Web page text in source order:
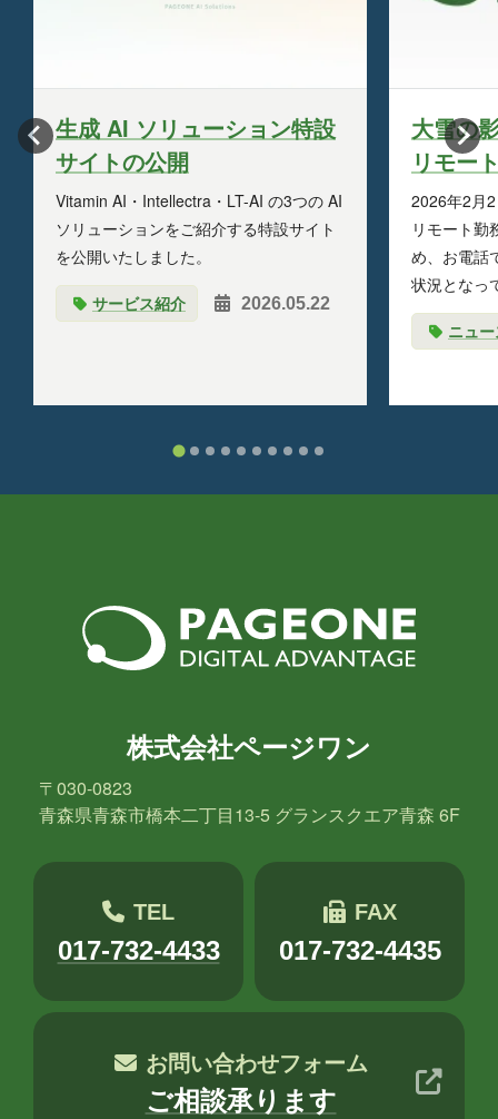
生成 AI ソリューション特設
サイトの公開
Vitamin AI・Intellectra・LT-AI の3つの AI
ソリューションをご紹介する特設サイト
を公開いたしました。
サービス紹介 2026.05.22
大雪の
リモー
2026年2月
リモート勤
め、お電話
状況となっ
ニュ
株式会社ページワン
〒030-0823
青森県青森市橋本二丁目13-5 グランスクエア青森 6F
TEL
017-732-4433
FAX
017-732-4435
お問い合わせフォーム
ご相談承ります